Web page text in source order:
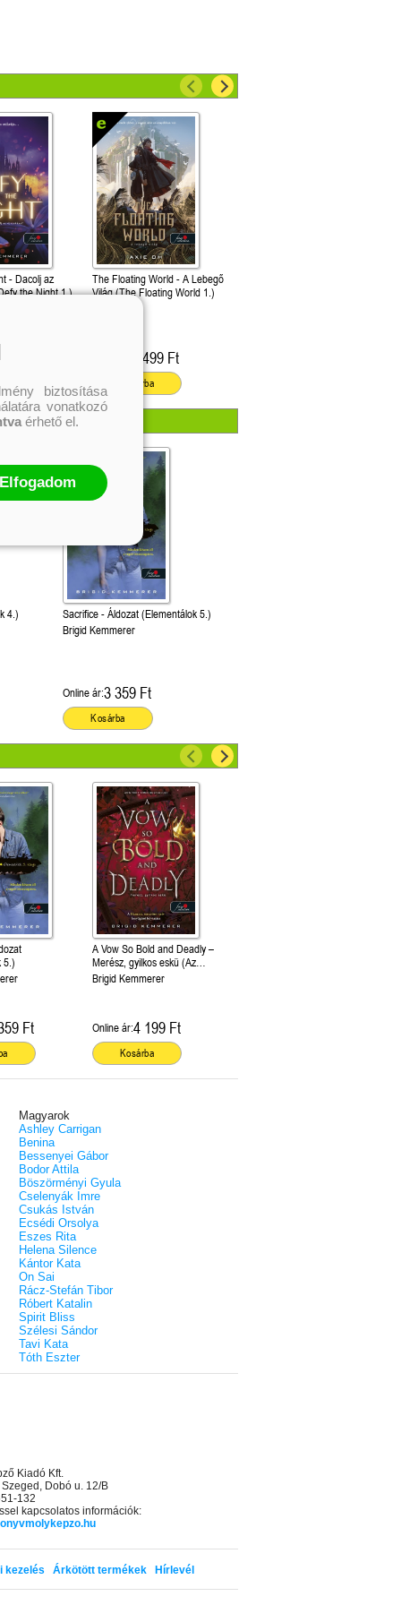
- Dacolj az
the Night 1.)
Ft
The Floating World - A Lebegő
Világ (The Floating World 1.)
3 499 Ft
Kosárba
4.)
Sacrifice - Áldozat (Elementálok 5.)
Brigid Kemmerer
Online ár:3 359 Ft
Kosárba
5.)
Ft
A Vow So Bold and Deadly –
Merész, gyilkos eskü (Az
Átoktörő 3.)
Brigid Kemmerer
Online ár:4 199 Ft
Kosárba
Magyarok
Ashley Carrigan
Benina
Bessenyei Gábor
Bodor Attila
Böszörményi Gyula
Cselenyák Imre
Csukás István
Ecsédi Orsolya
Eszes Rita
Helena Silence
Kántor Kata
On Sai
Rácz-Stefán Tibor
Róbert Katalin
Spirit Bliss
Szélesi Sándor
Tavi Kata
Tóth Eszter
Kiadó Kft.
Dobó u. 12/B
132
kapcsolatos információk:
kezelés Árkötött termékek Hírlevél
biztosítása
vonatkozó
érhető el.
Elfogadom